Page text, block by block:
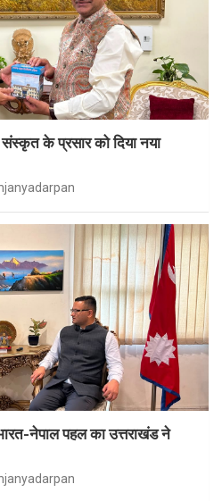
के प्रसार को दिया नया
नेपाल पहल का उत्तराखंड ने